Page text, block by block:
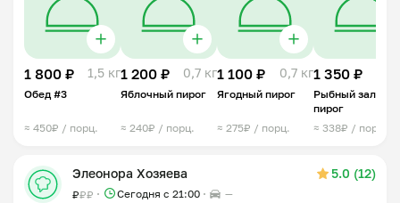
1 800 ₽ 1,5 кг
Обед #3
≈ 450₽ / порц.
1 200 ₽ 0,7 кг
Яблочный пирог
≈ 240₽ / порц.
1 100 ₽ 0,7 кг
Ягодный пирог
≈ 275₽ / порц.
1 350 ₽
Рыбный
пирог
≈ 338₽ / порц.
Элеонора Хозяева 5.0 (12)
₽₽₽ Сегодня с 21:00 —